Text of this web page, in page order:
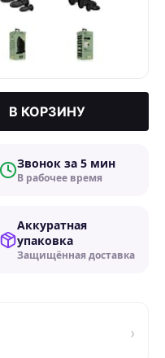
В КОРЗИНУ
Звонок за 5 мин
В рабочее время
Аккуратная
упаковка
Защищённая доставка
›